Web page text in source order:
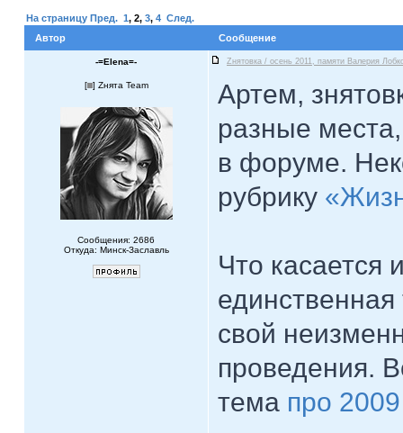
На страницу Пред. 1, 2, 3, 4 След.
Автор
Сообщение
-=Elena=- Zнятовка / осень 2011, памяти Валерия
[ ] Zнята Team
Сообщения: 2686
Откуда: Минск-Заславль
Артем,
разные
в форуме.
рубрику
Что касается
свой
проведения.
тема про 2009